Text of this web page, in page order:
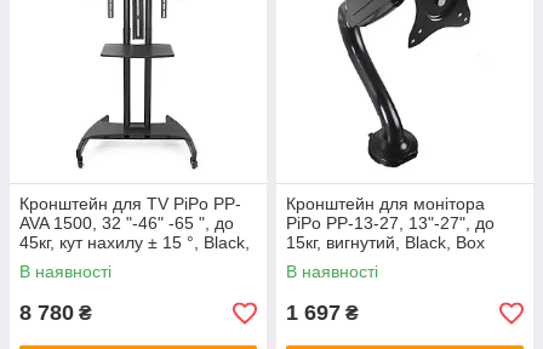
Кронштейн для TV PiPo PP-
AVA 1500, 32 "-46" -65 ", до
45кг, кут нахилу ± 15 °, Black,
Box
В наявності
8 780 ₴
Кронштейн для монітора
PiPo PP-13-27, 13"-27", до
15кг, вигнутий, Black, Box
В наявності
1 697 ₴